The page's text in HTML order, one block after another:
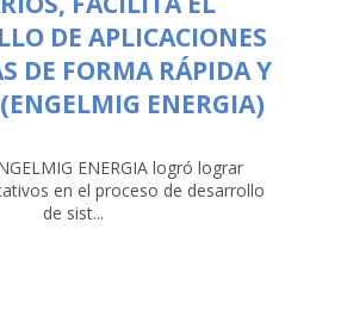
DE APLICACIONES
DE FORMA RÁPIDA Y
ENERGIA)
ENERGIA logró lograr
en el proceso de desarrollo
de sist...